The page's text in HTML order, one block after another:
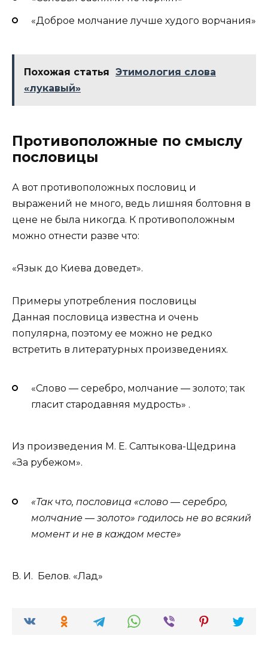
«Доброе молчание лучше худого ворчания»
Похожая статья Этимология слова
«лукавый»
Противоположные по смыслу
пословицы
А вот противоположных пословиц и
выражений не много, ведь лишняя болтовня в
цене не была никогда. К противоположным
можно отнести разве что:
«Язык до Киева доведет».
Примеры употребления пословицы
Данная пословица известна и очень
популярна, поэтому ее можно не редко
встретить в литературных произведениях.
«Слово ― серебро, молчание ― золото; так
гласит стародавняя мудрость» .
Из произведения М. Е. Салтыкова-Щедрина
«За рубежом».
«Так что, пословица «слово — серебро,
молчание — золото» годилось не во всякий
момент и не в каждом месте»
В. И. Белов. «Лад»